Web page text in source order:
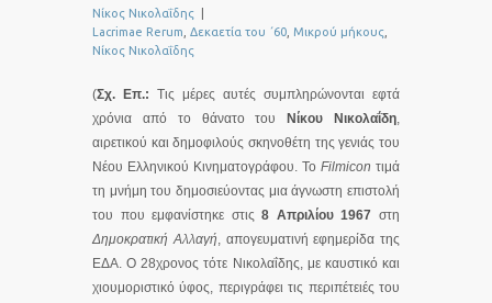
Νίκος Νικολαΐδης
Lacrimae Rerum Δεκαετία του ΄60 Μικρού μήκους
Νίκος Νικολαΐδης
(Σχ. Επ.: Τις μέρες αυτές συμπληρώνονται εφτά
χρόνια από το θάνατο του
Νίκου Νικολαΐδη
αιρετικού και δημοφιλούς σκηνοθέτη της γενιάς του
Νέου Ελληνικού Κινηματογράφου. Το Filmicon τιμά
τη μνήμη του δημοσιεύοντας μια άγνωστη επιστολή
του που εμφανίστηκε στις8 Απριλίου 1967στη
Δημοκρατική Αλλαγή , απογευματινή εφημερίδα της
ΕΔΑ. Ο 28χρονος τότε Νικολαΐδης, με καυστικό και
χιουμοριστικό ύφος, περιγράφει τις περιπέτειές του